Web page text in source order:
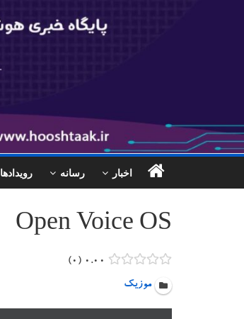
مصنوعی
اخبار رسانه رویدادها
Open Voice OS
۰.۰۰ ۰
موزیک